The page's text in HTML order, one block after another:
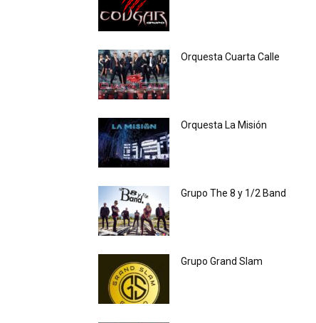
Orquesta Cuarta Calle
Orquesta La Misión
Grupo The 8 y 1/2 Band
Grupo Grand Slam